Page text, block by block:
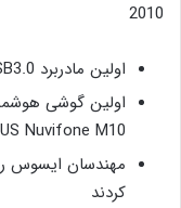
2010
اولین مادربرد USB3.0 دنیا ساخته شد
اولین گوشی
Nuvifone M10
کردند